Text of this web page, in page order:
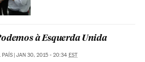
à Esquerda Unida
PAÍS | JAN 30, 2015 - 20:34 EST